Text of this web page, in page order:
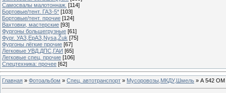
Самосвалы малотоннаж. [114]
Бортовые/тент. ГАЗ-5* [103]
Бортовые/тент. прочие [124]
Вахтовки, мастерские [93]
Фургоны большегрузные [61]
Фург. УАЗ,ЕрАЗ,Nysa,Žuk [75]
Фургоны лёгкие прочие [67]
Легковые УВД,ДПС,ГАИ [65]
Легковые спец. прочие [106]
Спецтехника: прочее [62]
Главная » Фотоальбом » Спец. автотранспорт » Мусоровозы,МКДУ,Шмель » А 542 ОМ